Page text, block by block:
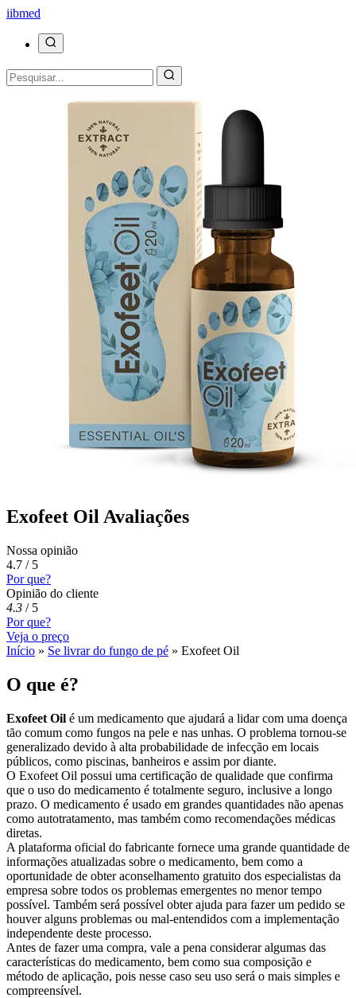
iibmed
Exofeet Oil Avaliações
Nossa opinião
4.7 / 5
Por que?
Opinião do cliente
4.3 / 5
Por que?
Veja o preço
Início » Se livrar do fungo de pé » Exofeet Oil
O que é?
Exofeet Oil é um medicamento que ajudará a lidar com uma doença
tão comum como fungos na pele e nas unhas. O problema tornou-se
generalizado devido à alta probabilidade de infecção em locais
públicos, como piscinas, banheiros e assim por diante.
O Exofeet Oil possui uma certificação de qualidade que confirma
que o uso do medicamento é totalmente seguro, inclusive a longo
prazo. O medicamento é usado em grandes quantidades não apenas
como autotratamento, mas também como recomendações médicas
diretas.
A plataforma oficial do fabricante fornece uma grande quantidade de
informações atualizadas sobre o medicamento, bem como a
oportunidade de obter aconselhamento gratuito dos especialistas da
empresa sobre todos os problemas emergentes no menor tempo
possível. Também será possível obter ajuda para fazer um pedido se
houver alguns problemas ou mal-entendidos com a implementação
independente deste processo.
Antes de fazer uma compra, vale a pena considerar algumas das
características do medicamento, bem como sua composição e
método de aplicação, pois nesse caso seu uso será o mais simples e
compreensível.